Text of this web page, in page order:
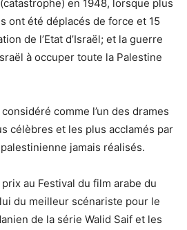
en 1948, lorsque plus
ont été déplacés de force et 15
de l’Etat d’Israël; et la guerre
à occuper toute la Palestine
comme l’un des drames
célèbres et les plus acclamés par
jamais réalisés.
au Festival du film arabe du
du meilleur scénariste pour le
de la série Walid Saif et les